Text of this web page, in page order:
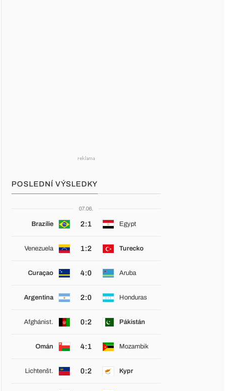
POSLEDNÍ VÝSLEDKY
07.06.
Brazílie 2:1 Egypt
Venezuela 1:2 Turecko
Curaçao 4:0 Aruba
Argentina 2:0 Honduras
Afghánist. 0:2 Pákistán
Omán 4:1 Mozambik
Lichtenšt. 0:2 Kypr